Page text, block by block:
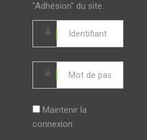
"Adhésion" du site.
Maintenir la
connexion